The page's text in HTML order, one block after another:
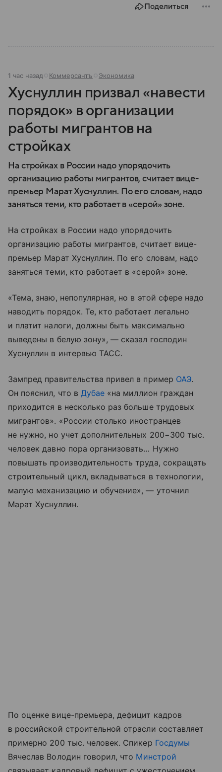
Поделиться
1 час назад Коммерсантъ Экономика
Хуснуллин призвал «навести
порядок» в организации
работы мигрантов на
стройках
На стройках в России надо упорядочить
организацию работы мигрантов, считает вице-
премьер Марат Хуснуллин. По его словам, надо
заняться теми, кто работает в «серой» зоне.
На стройках в России надо упорядочить
организацию работы мигрантов, считает вице-
премьер Марат Хуснуллин. По его словам, надо
заняться теми, кто работает в «серой» зоне.
«Тема, знаю, непопулярная, но в этой сфере надо
наводить порядок. Те, кто работает легально
и платит налоги, должны быть максимально
выведены в белую зону», — сказал господин
Хуснуллин в интервью ТАСС.
Зампред правительства привел в пример ОАЭ.
Он пояснил, что в Дубае «на миллион граждан
приходится в несколько раз больше трудовых
мигрантов». «России столько иностранцев
не нужно, но учет дополнительных 200−300 тыс.
человек давно пора организовать… Нужно
повышать производительность труда, сокращать
строительный цикл, вкладываться в технологии,
малую механизацию и обучение», — уточнил
Марат Хуснуллин.
По оценке вице-премьера, дефицит кадров
в российской строительной отрасли составляет
примерно 200 тыс. человек. Спикер Госдумы
Вячеслав Володин говорил, что Минстрой